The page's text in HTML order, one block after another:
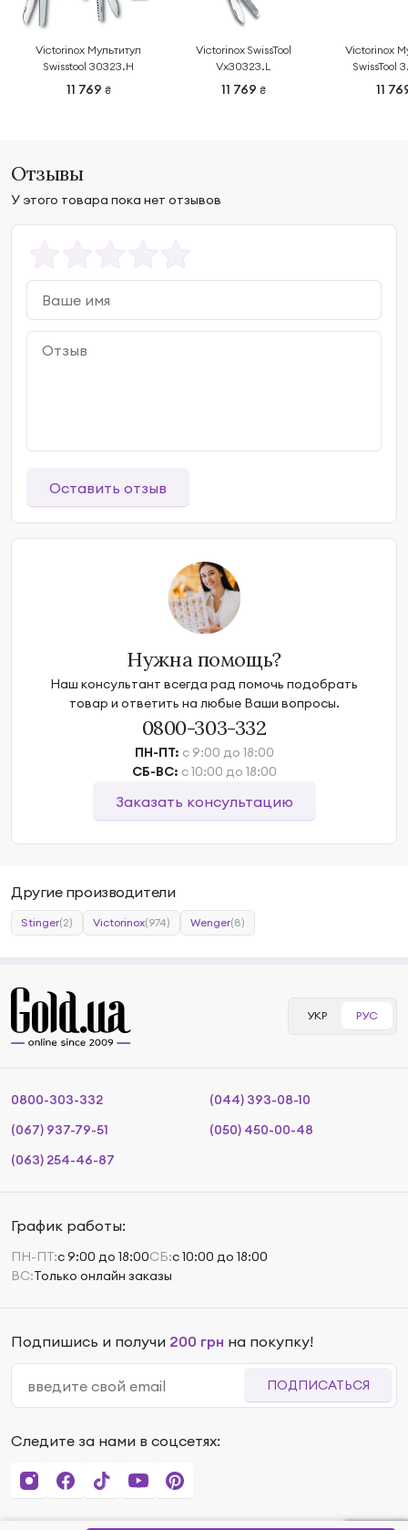
Victorinox Мультитул
Swisstool 30323.H
11 769 ₴
Victorinox SwissTool
Vx30323.L
11 769 ₴
Victorinox
SwissTool
11
Отзывы
У этого товара пока нет отзывов
Оставить отзыв
Нужна помощь?
Наш консультант всегда рад помочь подобрать
товар и ответить на любые Ваши вопросы.
0800-303-332
ПН-ПТ: с 9:00 до 18:00
СБ-ВС: с 10:00 до 18:00
Заказать консультацию
Другие производители
Stinger(2) Victorinox(974) Wenger(8)
УКР РУС
0800-303-332
(044) 393-08-10
(067) 937-79-51
(050) 450-00-48
(063) 254-46-87
График работы:
ПН-ПТ:с 9:00 до 18:00СБ:с 10:00 до 18:00
ВС:Только онлайн заказы
Подпишись и получи 200 грн на покупку!
ПОДПИСАТЬСЯ
Следите за нами в соцсетях: